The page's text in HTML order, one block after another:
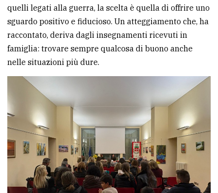
quelli legati alla guerra, la scelta è quella di offrire uno
sguardo positivo e fiducioso. Un atteggiamento che, ha
raccontato, deriva dagli insegnamenti ricevuti in
famiglia: trovare sempre qualcosa di buono anche
nelle situazioni più dure.